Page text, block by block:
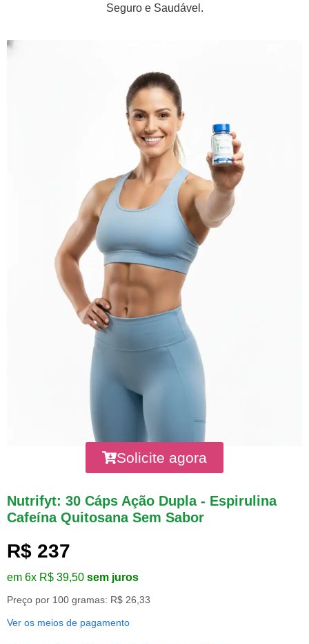
Seguro e Saudável.
Solicite agora
Nutrifyt: 30 Cáps Ação Dupla - Espirulina
Cafeína Quitosana Sem Sabor
R$ 237
em 6x R$ 39,50 sem juros
Preço por 100 gramas: R$ 26,33
Ver os meios de pagamento